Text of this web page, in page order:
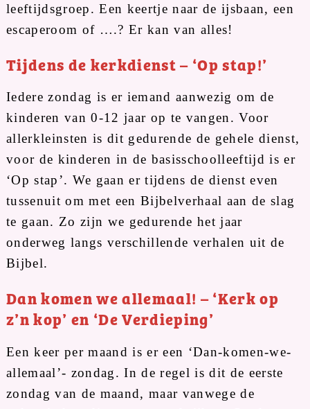
leeftijdsgroep. Een keertje naar de ijsbaan, een
escaperoom of ….? Er kan van alles!
Tijdens de kerkdienst – ‘Op stap!’
Iedere zondag is er iemand aanwezig om de
kinderen van 0-12 jaar op te vangen. Voor
allerkleinsten is dit gedurende de gehele dienst,
voor de kinderen in de basisschoolleeftijd is er
‘Op stap’. We gaan er tijdens de dienst even
tussenuit om met een Bijbelverhaal aan de slag
te gaan. Zo zijn we gedurende het jaar
onderweg langs verschillende verhalen uit de
Bijbel.
Dan komen we allemaal! – ‘Kerk op
z’n kop’ en ‘De Verdieping’
Een keer per maand is er een ‘Dan-komen-we-
allemaal’- zondag. In de regel is dit de eerste
zondag van de maand, maar vanwege de